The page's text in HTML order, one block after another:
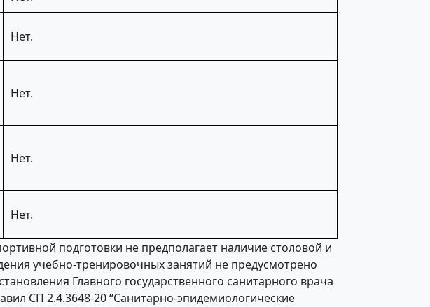
Нет.
Нет.
Нет.
Нет.
подготовки не предполагает наличие столовой и
учебно-тренировочных занятий не предусмотрено
Главного государственного санитарного врача
СП 2.4.3648-20 “Санитарно-эпидемиологические